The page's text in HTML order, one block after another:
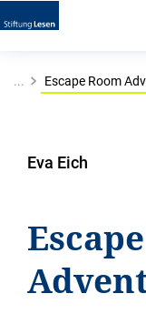
... Escape Room
Eva Eich